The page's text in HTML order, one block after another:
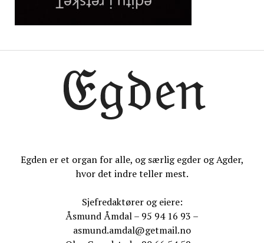
Egden er et organ for alle, og særlig egder og Agder,
hvor det indre teller mest.
Sjefredaktører og eiere:
Åsmund Åmdal – 95 94 16 93 –
asmund.amdal@getmail.no